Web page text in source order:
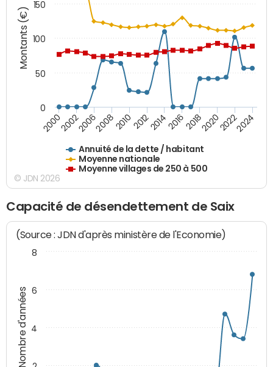
Montants (€)
Annuité de la dette / habitant
Moyenne nationale
Moyenne villages de 250 à 500
200020022006200820102012201420162018202020222024
0
50
100
150
© JDN 2026
Capacité de désendettement de Saix
Nombre d'années
(Source : JDN d'après ministère de l'Economie)
4
6
8